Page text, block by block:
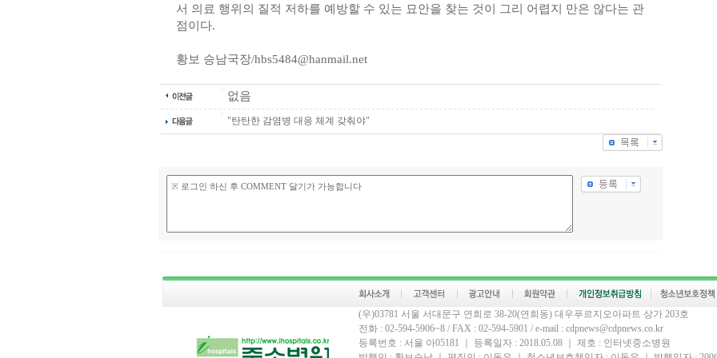
서 의료 행위의 질적 저하를 예방할 수 있는 묘안을 찾는 것이 그리 어렵지 만은 않다는 관
점이다.
황보 승남국장/hbs5484@hanmail.net
없음
"탄탄한 감염병 대응 체계 갖춰야"
(우)03781 서울 서대문구 연희로 38-20(연희동) 대우푸르지오아파트 상가 203호
전화 : 02-594-5906~8 / FAX : 02-594-5901 / e-mail : cdpnews@cdpnews.co.kr
등록번호 : 서울 아05181 ｜ 등록일자 : 2018.05.08 ｜ 제호 : 인터넷중소병원